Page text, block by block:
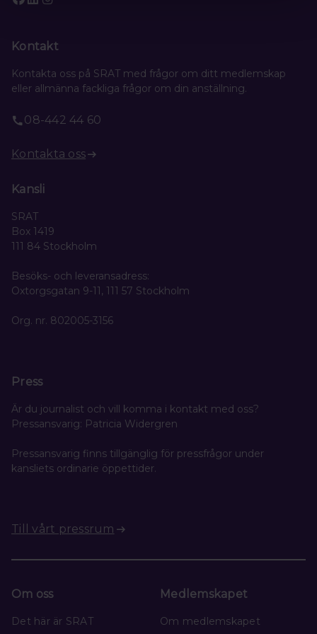
Kontakt
Kontakta oss på SRAT med frågor om ditt medlemskap
eller allmänna fackliga frågor om din anställning.
08-442 44 60
Kontakta oss
Kansli
SRAT
Box 1419
111 84 Stockholm
Besöks- och leveransadress:
Oxtorgsgatan 9-11, 111 57 Stockholm
Org. nr. 802005-3156
Press
Är du journalist och vill komma i kontakt med oss?
Pressansvarig: Patricia Widergren
Pressansvarig finns tillgänglig för pressfrågor under
kansliets ordinarie öppettider.
Till vårt pressrum
Om oss
Det här är SRAT
Medlemskapet
Om medlemskapet